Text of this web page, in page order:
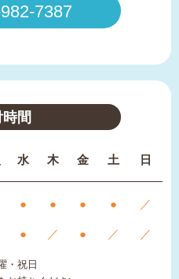
7387
間
水 木 金 土 日
● ● ● ● ／
● ／ ● ／ ／
・祝日